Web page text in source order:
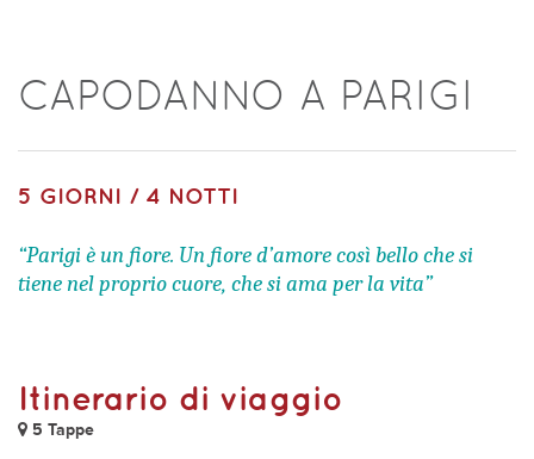
CAPODANNO A PARIGI
5 GIORNI / 4 NOTTI
“Parigi è un fiore. Un fiore d’amore così bello che si
tiene nel proprio cuore, che si ama per la vita”
Itinerario di viaggio
5 Tappe